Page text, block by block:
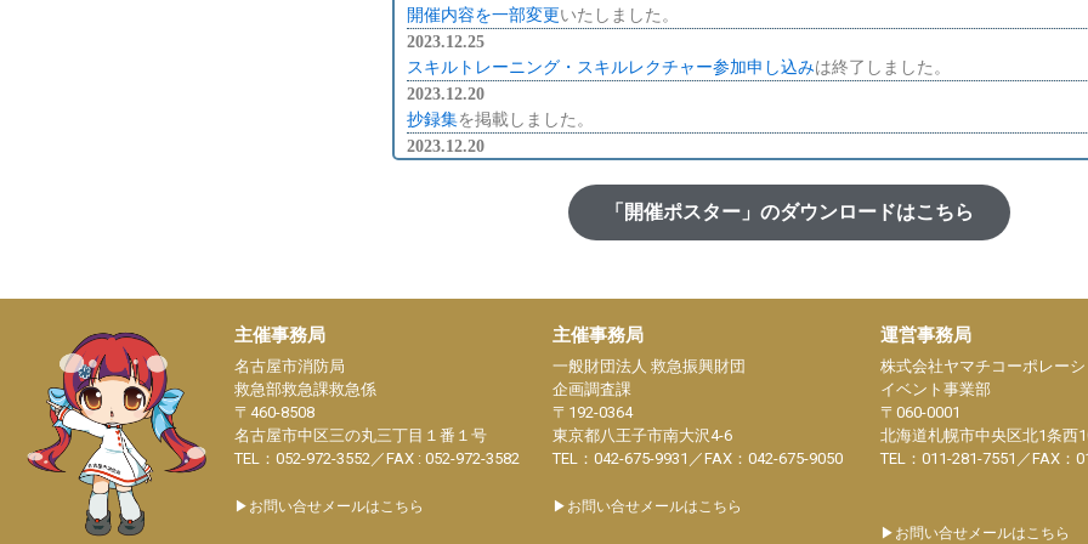
開催内容を一部変更いたしました。
2023.12.25
スキルトレーニング・スキルレクチャー参加申し込みは終了しました。
2023.12.20
抄録集を掲載しました。
2023.12.20
を掲載しました。
2023.11.28
の締切は12月15日（金）17：00までです。
一般演題発表スライドデータの登録を開始しました。
指定演題発表スライドデータの登録を開始しました。
2023.11.8
2023.10.31
「開催ポスター」のダウンロードはこちら
主催事務局
名古屋市消防局
救急部救急課救急係
〒460-8508
名古屋市中区三の丸三丁目１番１号
TEL：052-972-3552／FAX : 052-972-3582
▶お問い合せメールはこちら
主催事務局
一般財団法人 救急振興財団
企画調査課
〒192-0364
東京都八王子市南大沢4-6
TEL：042-675-9931／FAX：042-675-9050
▶お問い合せメールはこちら
運営事務局
株式会社ヤマチコーポレーシ
イベント事業部
〒060-0001
北海道札幌市中央区北1条西
TEL：011-281-7551／FAX：
▶お問い合せメールはこちら